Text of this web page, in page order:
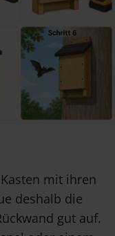
mit ihren
deshalb die
gut auf.